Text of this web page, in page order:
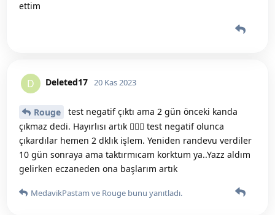
ettim
D Deleted17 20 Kas 2023
Rouge
test negatif çıktı ama 2 gün önceki kanda
çıkmaz dedi. Hayırlısı artık 🤷🏻‍♀️ test negatif olunca
çıkardılar hemen 2 dklık işlem. Yeniden randevu verdiler
10 gün sonraya ama taktırmıcam korktum ya..Yazz aldım
gelirken eczaneden ona başlarım artık
MedavikPastam ve Rouge bunu yanıtladı.